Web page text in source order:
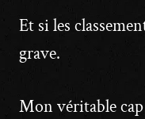
Et si les
grave.
Mon véritable